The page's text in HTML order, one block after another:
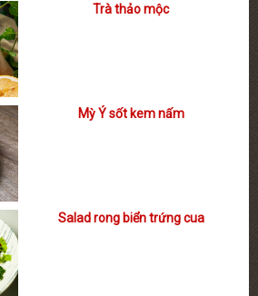
Trà thảo mộc
Mỳ Ý sốt kem nấm
Salad rong biển trứng cua